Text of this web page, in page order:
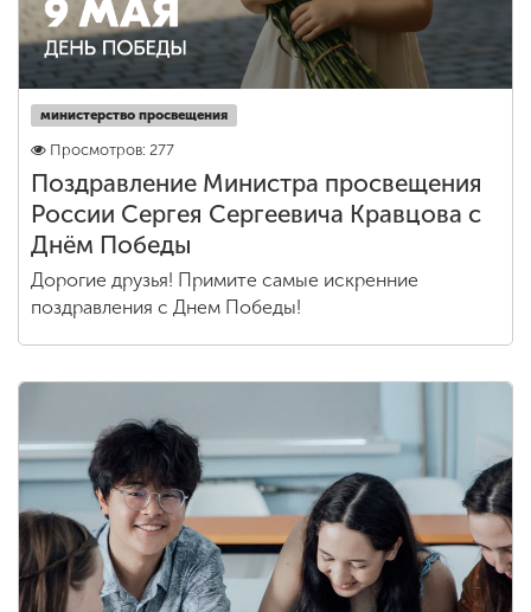
министерство просвещения
Просмотров: 277
Поздравление Министра просвещения
России Сергея Сергеевича Кравцова с
Днём Победы
Дорогие друзья! Примите самые искренние
поздравления с Днем Победы!